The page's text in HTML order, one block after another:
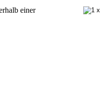
einer